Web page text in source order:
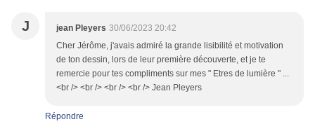
J jean Pleyers 30/06/2023 20:42
Cher Jérôme, j'avais admiré la grande lisibilité et motivation
de ton dessin, lors de leur première découverte, et je te
remercie pour tes compliments sur mes " Etres de lumière " ...
<br /> <br /> <br /> <br /> Jean Pleyers
Répondre